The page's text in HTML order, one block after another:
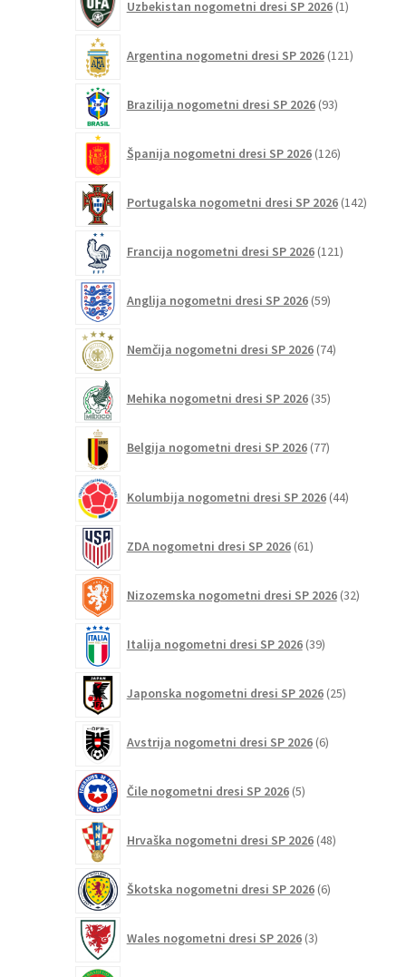
Uzbekistan nogometni dresi SP 2026 1izdelek
Argentina nogometni dresi SP 2026 121izdelkov
Brazilija nogometni dresi SP 2026 93izdelkov
Španija nogometni dresi SP 2026 126izdelkov
Portugalska nogometni dresi SP 2026 142
Francija nogometni dresi SP 2026 121izdelkov
Anglija nogometni dresi SP 2026 59izdelkov
Nemčija nogometni dresi SP 2026 74izdelkov
Mehika nogometni dresi SP 2026 35izdelkov
Belgija nogometni dresi SP 2026 77izdelkov
Kolumbija nogometni dresi SP 2026 44izdelkov
ZDA nogometni dresi SP 2026 61izdelkov
Nizozemska nogometni dresi SP 2026 32izdelkov
Italija nogometni dresi SP 2026 39izdelkov
Japonska nogometni dresi SP 2026 25izdelkov
Avstrija nogometni dresi SP 2026 6izdelkov
Čile nogometni dresi SP 2026 5izdelkov
Hrvaška nogometni dresi SP 2026 48izdelkov
Škotska nogometni dresi SP 2026 6izdelkov
Wales nogometni dresi SP 2026 3izdelki